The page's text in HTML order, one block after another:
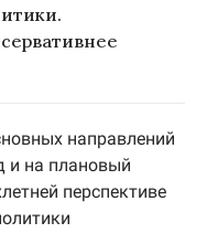
направлений
и на плановый
перспективе